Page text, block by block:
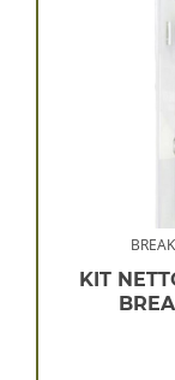
KIT